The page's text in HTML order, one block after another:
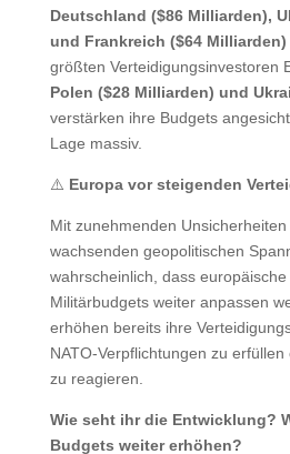
Deutschland ($86 Milliarden),
und Frankreich ($64 Milliarden)
größten Verteidigungsinvestoren
Polen ($28 Milliarden) und
verstärken ihre Budgets
Lage massiv.
⚠️ Europa vor steigenden
Mit zunehmenden
wachsenden geopolitischen
wahrscheinlich, dass
Militärbudgets weiter anpassen
erhöhen bereits ihre
NATO-Verpflichtungen zu
zu reagieren.
Wie seht ihr die Entwicklung?
Budgets weiter erhöhen?